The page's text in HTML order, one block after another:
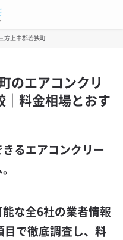
方上中郡若狭町
のエアコンクリ
料金相場とおす
るエアコンクリー
な全6社の業者情報
で徹底調査し、料